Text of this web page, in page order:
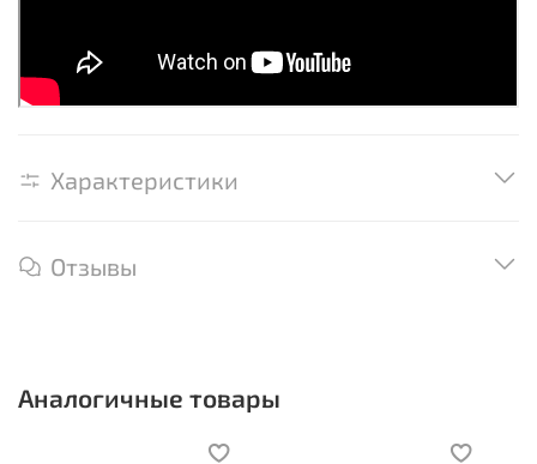
Характеристики
Отзывы
Аналогичные товары